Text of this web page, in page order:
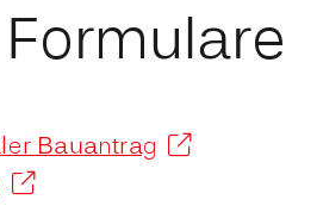
Bauantrag